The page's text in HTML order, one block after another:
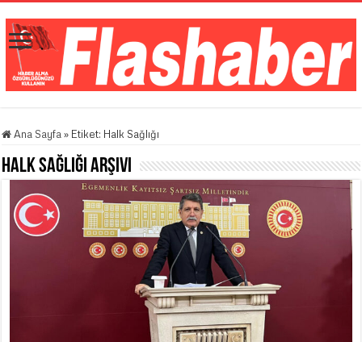
Ana Sayfa » Etiket: Halk Sağlığı
Halk SağlığıArşivi